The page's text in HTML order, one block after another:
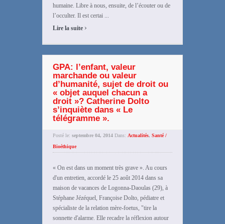
humaine. Libre à nous, ensuite, de l’écouter ou de
l’occulter. Il est certai ...
Lire la suite ›
GPA: l’enfant, valeur
marchande ou valeur
d’humanité, sujet de droit ou
« objet auquel chacun a
droit »? Catherine Dolto
s’inquiète dans « Le
télégramme ».
Posté le: septembre 04, 2014 Dans: Actualités, Santé /
Bioéthique
« On est dans un moment très grave ». Au cours
d'un entretien, accordé le 25 août 2014 dans sa
maison de vacances de Logonna-Daoulas (29), à
Stéphane Jézéquel, Françoise Dolto, pédiatre et
spécialiste de la relation mère-foetus, "tire la
sonnette d'alarme. Elle recadre la réflexion autour